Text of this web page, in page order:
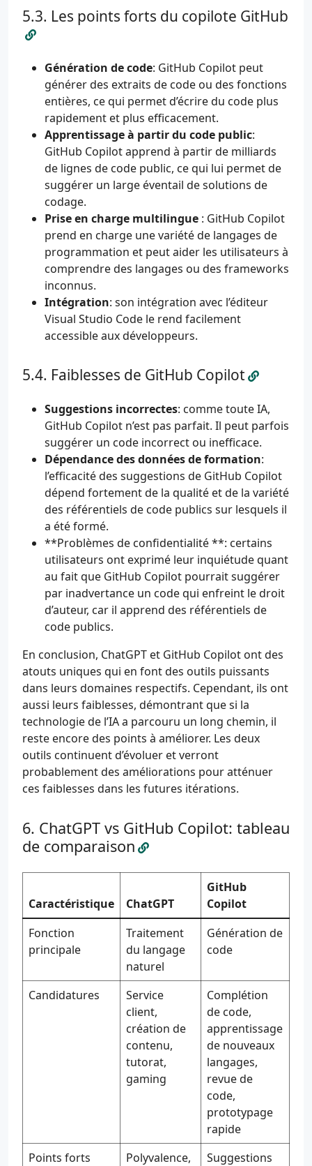
Les points forts du copilote GitHub
Génération de code: GitHub Copilot peut
générer des extraits de code ou des fonctions
entières, ce qui permet d’écrire du code plus
rapidement et plus efficacement.
Apprentissage à partir du code public:
GitHub Copilot apprend à partir de milliards
de lignes de code public, ce qui lui permet de
suggérer un large éventail de solutions de
codage.
Prise en charge multilingue : GitHub Copilot
prend en charge une variété de langages de
programmation et peut aider les utilisateurs à
comprendre des langages ou des frameworks
inconnus.
Intégration: son intégration avec l’éditeur
Visual Studio Code le rend facilement
accessible aux développeurs.
Faiblesses de GitHub Copilot
Suggestions incorrectes: comme toute IA,
GitHub Copilot n’est pas parfait. Il peut parfois
suggérer un code incorrect ou inefficace.
Dépendance des données de formation:
l’efficacité des suggestions de GitHub Copilot
dépend fortement de la qualité et de la variété
des référentiels de code publics sur lesquels il
a été formé.
**Problèmes de confidentialité **: certains
utilisateurs ont exprimé leur inquiétude quant
au fait que GitHub Copilot pourrait suggérer
par inadvertance un code qui enfreint le droit
d’auteur, car il apprend des référentiels de
code publics.
En conclusion, ChatGPT et GitHub Copilot ont des
atouts uniques qui en font des outils puissants
dans leurs domaines respectifs. Cependant, ils ont
aussi leurs faiblesses, démontrant que si la
technologie de l’IA a parcouru un long chemin, il
reste encore des points à améliorer. Les deux
outils continuent d’évoluer et verront
probablement des améliorations pour atténuer
ces faiblesses dans les futures itérations.
ChatGPT vs GitHub Copilot: tableau
de comparaison
Caractéristique ChatGPT
GitHub
Copilot
Fonction
principale
Traitement
du langage
naturel
Génération de
code
Candidatures
Service
client,
création de
contenu,
tutorat,
gaming
Complétion
de code,
apprentissage
de nouveaux
langages,
revue de
code,
prototypage
rapide
Points forts
Polyvalence,
Suggestions